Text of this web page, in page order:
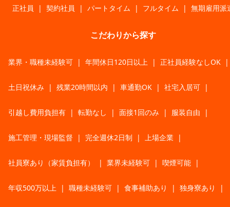
正社員 | 契約社員 | パートタイム | フルタイム | 無期雇用派
こだわりから探す
業界・職種未経験可 | 年間休日120日以上 | 正社員経験なしOK |
土日祝休み | 残業20時間以内 | 車通勤OK | 社宅入居可 |
引越し費用負担有 | 転勤なし | 面接1回のみ | 服装自由 |
施工管理・現場監督 | 完全週休2日制 | 上場企業 |
社員寮あり（家賃負担有） | 業界未経験可 | 喫煙可能 |
年収500万以上 | 職種未経験可 | 食事補助あり | 独身寮あり |